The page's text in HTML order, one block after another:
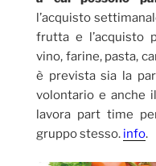
l’acquisto
frutta e l’acquisto
vino, farine, pasta,
è prevista sia la
volontario e anche
lavora part time
gruppo stesso. info.